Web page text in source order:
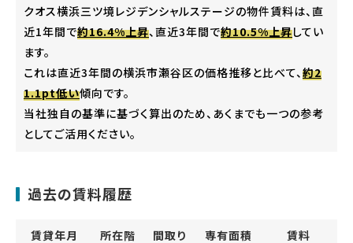
クオス横浜三ツ境レジデンシャルステージの物件賃料は、直
近1年間で約16.4%上昇、直近3年間で約10.5%上昇してい
ます。
これは直近3年間の横浜市瀬谷区の価格推移と比べて、 約2
1.1pt低い傾向です。
当社独自の基準に基づく算出のため、あくまでも一つの参考
としてご活用ください。
過去の賃料履歴
賃貸年月 所在階 間取り 専有面積 賃料